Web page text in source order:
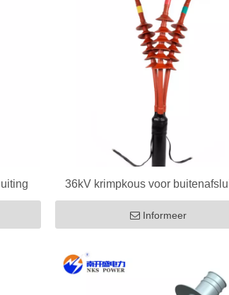
36kV krimpkous voor
Informeer